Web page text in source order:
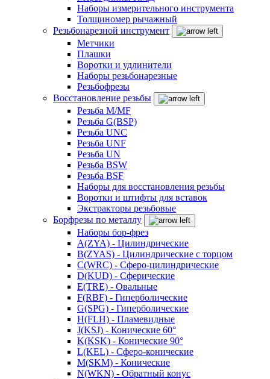
Наборы измерительного инструмента
Толщиномер рычажный
Резьбонарезной инструмент
Метчики
Плашки
Воротки и удлинители
Наборы резьбонарезные
Резьбофрезы
Восстановление резьбы
Резьба M/MF
Резьба G(BSP)
Резьба UNC
Резьба UNF
Резьба UN
Резьба BSW
Резьба BSF
Наборы для восстановления резьбы
Воротки и штифты для вставок
Экстракторы резьбовые
Борфрезы по металлу
Наборы бор-фрез
A(ZYA) - Цилиндрические
B(ZYAS) - Цилиндрические с торцом
C(WRC) - Сферо-цилиндрические
D(KUD) - Сферические
E(TRE) - Овальные
F(RBF) - Гиперболические
G(SPG) - Гиперболические
H(FLH) - Пламевидные
J(KSJ) - Конические 60°
K(KSK) - Конические 90°
L(KEL) - Сферо-конические
M(SKM) - Конические
N(WKN) - Обратный конус